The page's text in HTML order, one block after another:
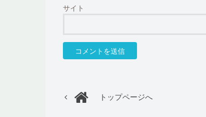
サイト
トップページへ